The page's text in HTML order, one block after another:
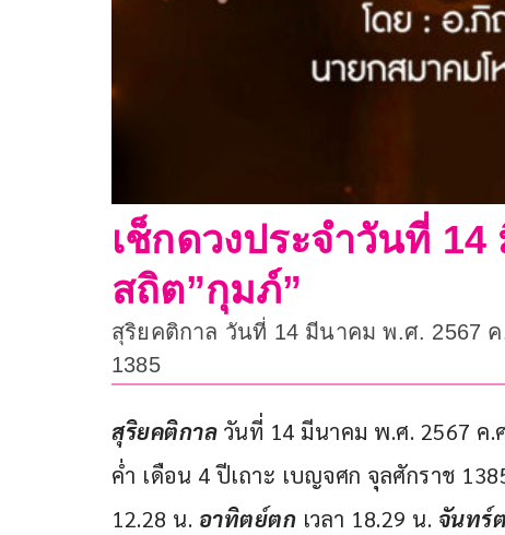
เช็กดวงประจำวันที่
สถิต”กุมภ์”
สุริยคติกาล วันที่ 14 มีนาคม พ.ศ. 2567
1385
สุริยคติกาล วันที่ 14 มีนาคม พ.ศ. 2567 ค.
ค่ำ เดือน 4 ปีเถาะ เบญจศก จุลศักราช
12.28 น. อาทิตย์ตก เวลา 18.29 น. จันทร์